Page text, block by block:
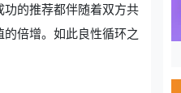
的推荐都伴随着双方共
倍增。如此良性循环之